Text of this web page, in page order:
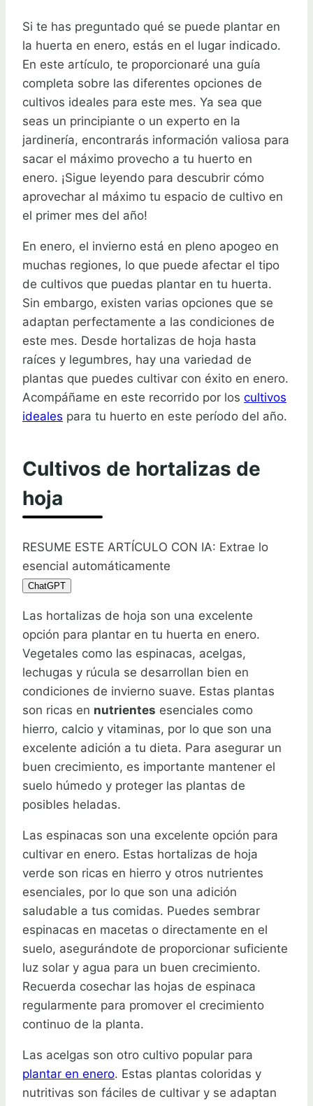
Si te has preguntado qué se puede plantar en
la huerta en enero, estás en el lugar indicado.
En este artículo, te proporcionaré una guía
completa sobre las diferentes opciones de
cultivos ideales para este mes. Ya sea que
seas un principiante o un experto en la
jardinería, encontrarás información valiosa para
sacar el máximo provecho a tu huerto en
enero. ¡Sigue leyendo para descubrir cómo
aprovechar al máximo tu espacio de cultivo en
el primer mes del año!
En enero, el invierno está en pleno apogeo en
muchas regiones, lo que puede afectar el tipo
de cultivos que puedas plantar en tu huerta.
Sin embargo, existen varias opciones que se
adaptan perfectamente a las condiciones de
este mes. Desde hortalizas de hoja hasta
raíces y legumbres, hay una variedad de
plantas que puedes cultivar con éxito en enero.
Acompáñame en este recorrido por los cultivos
ideales para tu huerto en este período del año.
Cultivos de hortalizas de
hoja
RESUME ESTE ARTÍCULO CON IA: Extrae lo
esencial automáticamente
ChatGPT
Las hortalizas de hoja son una excelente
opción para plantar en tu huerta en enero.
Vegetales como las espinacas, acelgas,
lechugas y rúcula se desarrollan bien en
condiciones de invierno suave. Estas plantas
son ricas en nutrientes esenciales como
hierro, calcio y vitaminas, por lo que son una
excelente adición a tu dieta. Para asegurar un
buen crecimiento, es importante mantener el
suelo húmedo y proteger las plantas de
posibles heladas.
Las espinacas son una excelente opción para
cultivar en enero. Estas hortalizas de hoja
verde son ricas en hierro y otros nutrientes
esenciales, por lo que son una adición
saludable a tus comidas. Puedes sembrar
espinacas en macetas o directamente en el
suelo, asegurándote de proporcionar suficiente
luz solar y agua para un buen crecimiento.
Recuerda cosechar las hojas de espinaca
regularmente para promover el crecimiento
continuo de la planta.
Las acelgas son otro cultivo popular para
plantar en enero. Estas plantas coloridas y
nutritivas son fáciles de cultivar y se adaptan